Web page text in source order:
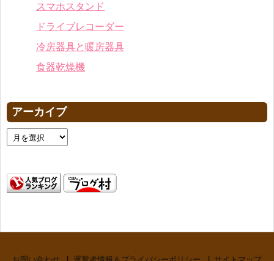
スマホスタンド
ドライブレコーダー
冷房器具と暖房器具
食器乾燥機
アーカイブ